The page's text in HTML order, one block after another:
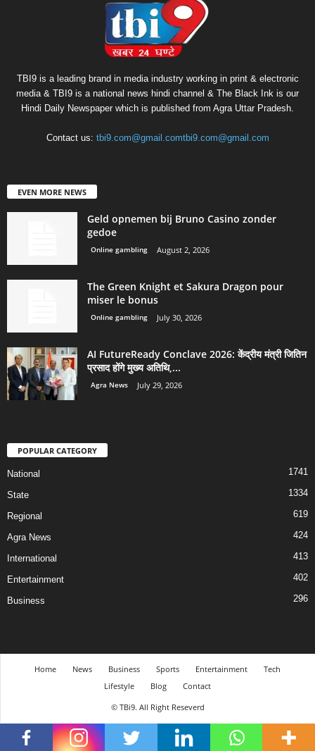
TBI9 is a leading brand in media industry working in print & electronic
media & TBI9 is a national news hindi channel & The Black Ink is our
Hindi Daily Newspaper which is published from Agra Uttar Pradesh.
Contact us: tbi9.com@gmail.comtbi9.com@gmail.com
EVEN MORE NEWS
Geld opnemen bij Bruno Casino zonder
gedoe
Online gambling August 2, 2026
The Green Knight et Sakura Dragon pour
miser le bonus
Online gambling July 30, 2026
AI FutureReady Conclave 2026: केंद्रीय मंत्री जितिन
प्रसाद होंगे मुख्य अतिथि,...
Agra News July 29, 2026
POPULAR CATEGORY
National 1741
State 1334
Regional 619
Agra News 424
International 413
Entertainment 402
Business 296
Home News Business Sports Entertainment
Tech
Lifestyle
Blog
Contact
© TBi9. All Right Reseverd